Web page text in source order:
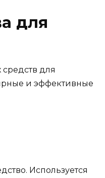
для
для
и эффективные
Используется